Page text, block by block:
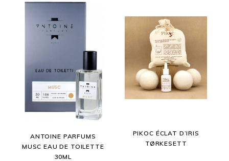
ANTOINE PARFUMS
MUSC EAU DE TOILETTE
30ML
PIKOC ÉCLAT D’IRIS
TØRKESETT